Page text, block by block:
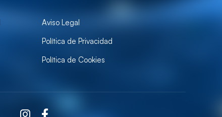
Aviso Legal
Política de Privacidad
Política de Cookies